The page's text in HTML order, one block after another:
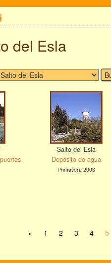
del Esla
-Salto del Esla-
Depósito de agua
Primavera 2003
« 1 2 3 4 5